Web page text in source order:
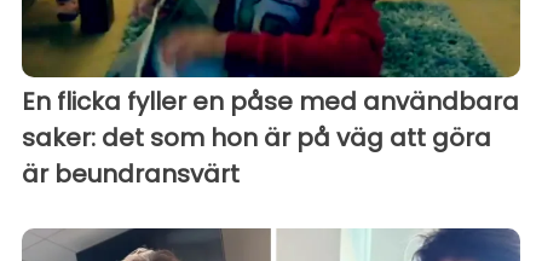
En flicka fyller en påse med användbara
saker: det som hon är på väg att göra
är beundransvärt